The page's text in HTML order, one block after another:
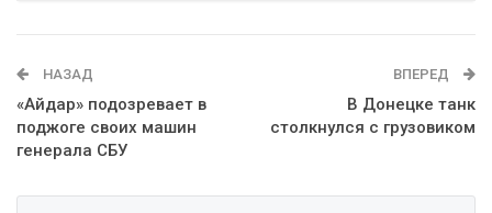
НАЗАД
«Айдар» подозревает в
поджоге своих машин
генерала СБУ
ВПЕРЕД
В Донецке танк
столкнулся с грузовиком